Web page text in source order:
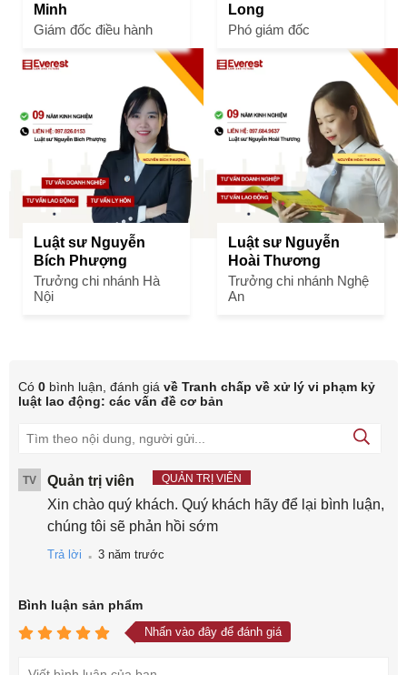
Minh
Giám đốc điều hành
Long
Phó giám đốc
Luật sư Nguyễn
Bích Phượng
Trưởng chi nhánh Hà
Nội
Luật sư Nguyễn
Hoài Thương
Trưởng chi nhánh Nghệ
An
Có 0 bình luận, đánh giá về Tranh chấp về xử lý vi phạm kỷ
luật lao động: các vấn đề cơ bản
TV Quản trị viên QUẢN TRỊ VIÊN
Xin chào quý khách. Quý khách hãy để lại bình luận,
chúng tôi sẽ phản hồi sớm
Trả lời . 3 năm trước
Bình luận sản phẩm
Nhấn vào đây để đánh giá